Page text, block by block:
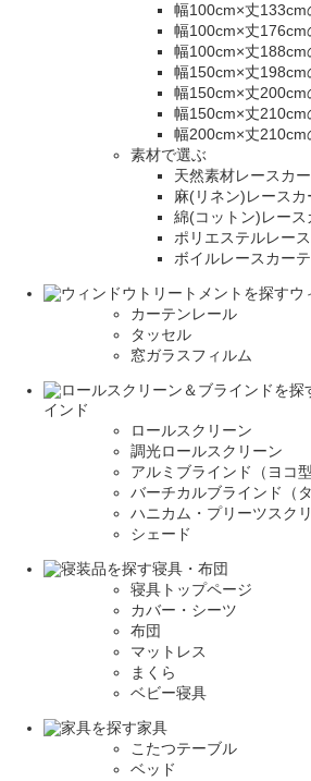
幅100cm×丈133cm
幅100cm×丈176cm
幅100cm×丈188cm
幅150cm×丈198cm
幅150cm×丈200cm
幅150cm×丈210cm
幅200cm×丈210cm
素材で選ぶ
天然素材レースカ
麻(リネン)レースカ
綿(コットン)レース
ポリエステルレー
ボイルレースカー
ウ
カーテンレール
タッセル
窓ガラスフィルム
インド
ロールスクリーン
調光ロールスクリーン
アルミブラインド（ヨコ
バーチカルブラインド（
ハニカム・プリーツスク
シェード
寝具・布団
寝具トップページ
カバー・シーツ
布団
マットレス
まくら
ベビー寝具
家具
こたつテーブル
ベッド